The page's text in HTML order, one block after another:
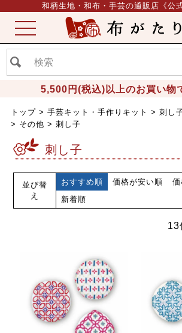
和柄生地・和布・手芸の通販店《公
5,500円(税込)以上のお買い物
ME
NU
トップ 手芸キット・手作りキット
刺し
その他
刺し子
刺し子
並び替
え
おすすめ順 価格が安い順
新着順
13